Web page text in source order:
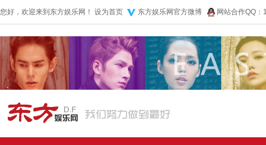
您好，欢迎来到东方娱乐网！ 设为首页 东方娱乐网官方微博 网站合作QQ